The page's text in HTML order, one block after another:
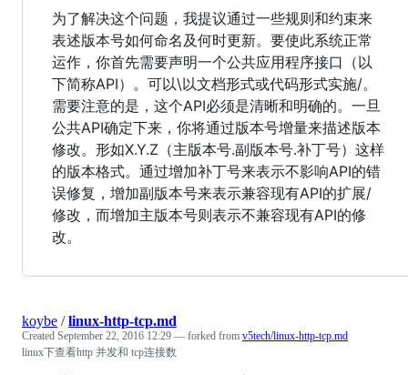
为了解决这个问题，我提议通过一些规则和约束来
表述版本号如何命名及何时更新。要使此系统正常
运作，你首先需要声明一个公共应用程序接口（以
下简称API）。可以\以文档形式或代码形式实施/。
需要注意的是，这个API必须是清晰和明确的。一旦
公共API确定下来，你将通过版本号增量来描述版本
修改。形如X.Y.Z（主版本号.副版本号.补丁号）这样
的版本格式。通过增加补丁号来表示不影响API的错
误修复，增加副版本号来表示兼容现有API的扩展/
修改，而增加主版本号则表示不兼容现有API的修
改。
koybe /linux-http-tcp.md
Created September 22, 2016 12:29 — forked from v5tech/linux-http-tcp.md
linux下查看http 并发和 tcp连接数